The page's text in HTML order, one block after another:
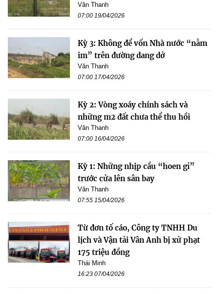
Văn Thanh
07:00 19/04/2026
Kỳ 3: Không để vốn Nhà nước “nằm
im” trên đường dang dở
Văn Thanh
07:00 17/04/2026
Kỳ 2: Vòng xoáy chính sách và
những m2 đất chưa thể thu hồi
Văn Thanh
07:00 16/04/2026
Kỳ 1: Những nhịp cầu “hoen gỉ”
trước cửa lên sân bay
Văn Thanh
07:55 15/04/2026
Từ đơn tố cáo, Công ty TNHH Du
lịch và Vận tải Vân Anh bị xử phạt
175 triệu đồng
Thái Minh
16:23 07/04/2026